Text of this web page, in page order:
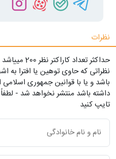
نظرات
حداکثر تعداد کاراکتر نظر 200 ميياشد
نظراتی که حاوی توهین یا افترا به
باشد و یا با قوانین جمهوری
داشته باشد منتشر نخواهد شد -
تایپ کنید